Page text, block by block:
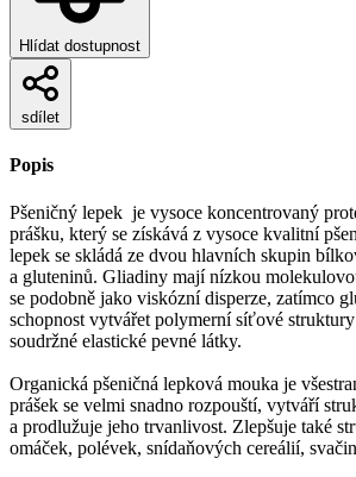
Hlídat dostupnost
sdílet
Popis
Pšeničný lepek je vysoce koncentrovaný
prášku, který se získává z vysoce kvalitní
lepek se skládá ze dvou hlavních skupin
a gluteninů. Gliadiny mají nízkou
se podobně jako viskózní disperze, zatímco
schopnost vytvářet polymerní síťové
soudržné elastické pevné látky.
Organická pšeničná lepková mouka je
prášek se velmi snadno rozpouští, vytváří
a prodlužuje jeho trvanlivost. Zlepšuje také
omáček, polévek, snídaňových cereálií,